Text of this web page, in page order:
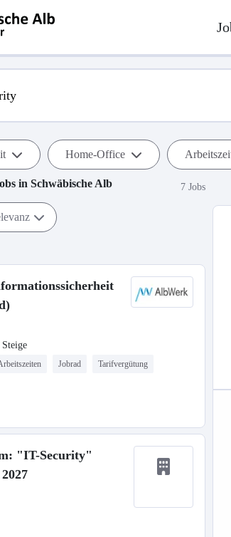
Home-Office
in Schwäbische Alb 7 Jobs
Jobrad Tarifvergütung
"IT-Security"